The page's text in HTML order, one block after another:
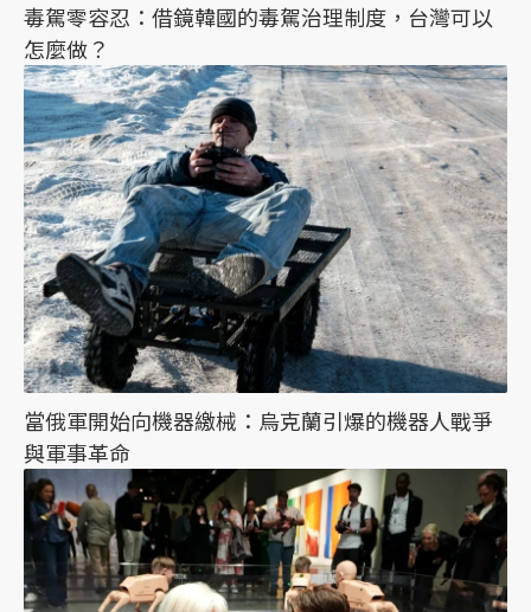
毒駕零容忍：借鏡韓國的毒駕治理制度，台灣可以
怎麼做？
當俄軍開始向機器繳械：烏克蘭引爆的機器人戰爭
與軍事革命